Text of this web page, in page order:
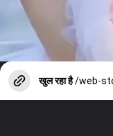
खुल रहा है